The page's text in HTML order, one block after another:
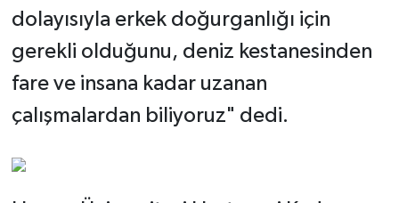
dolayısıyla erkek doğurganlığı için
gerekli olduğunu, deniz kestanesinden
fare ve insana kadar uzanan
çalışmalardan biliyoruz" dedi.